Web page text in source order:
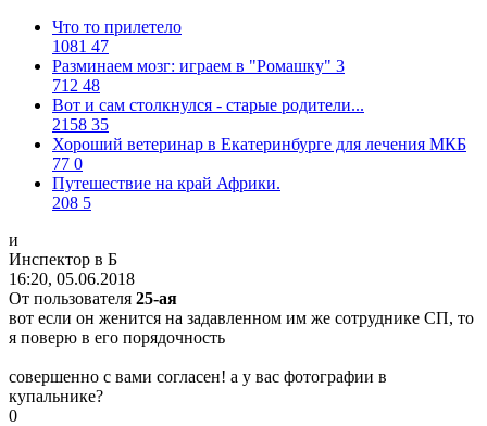
Что то прилетело
1081 47
Разминаем мозг: играем в "Ромашку" 3
712 48
Вот и сам столкнулся - старые родители...
2158 35
Хороший ветеринар в Екатеринбурге для лечения МКБ
77 0
Путешествие на край Африки.
208 5
и
Инспектор в Б
16:20, 05.06.2018
От пользователя 25-aя
вот если он женится на задавленном им же сотруднике СП, то
я поверю в его порядочность
совершенно с вами согласен! а у вас фотографии в
купальнике?
0